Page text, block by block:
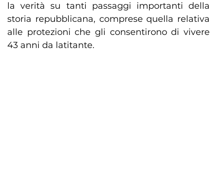
la verità su tanti passaggi importanti della
storia repubblicana, comprese quella relativa
alle protezioni che gli consentirono di vivere
43 anni da latitante.